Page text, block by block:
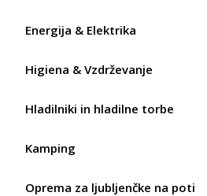
Energija & Elektrika
Higiena & Vzdrževanje
Hladilniki in hladilne torbe
Kamping
Oprema za ljubljenčke na poti
od
119,95 €